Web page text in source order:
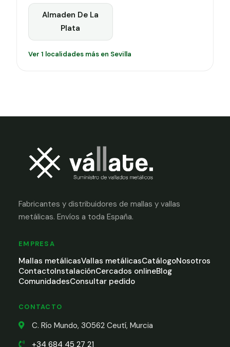
Almaden De La
Plata
Ver 1 localidades más en Sevilla
Fabricantes y distribuidores de mallas y vallas
metálicas. Envíos a toda España.
EMPRESA
Mallas metálicasVallas metálicasCatálogoNosotros
ContactoInstalaciónCercados onlineBlog
ComunidadesConsultar pedido
CONTACTO
C. Río Mundo, 30562 Ceutí, Murcia
+34 684 45 27 21